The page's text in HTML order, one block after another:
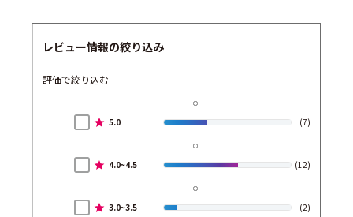
レビュー情報の絞り込み
評価で絞り込む
5.0 (7)
4.0~4.5 (12)
3.0~3.5 (2)